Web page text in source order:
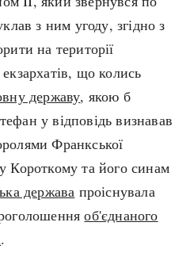
з ним угоду, згідно з
на території
що колись
державу, якою б
у відповідь визнавав
Франкської
Короткому та його синам
держава проіснувала
об'єднаного
.